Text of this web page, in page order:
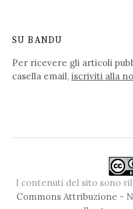
SU BANDU
Per ricevere gli articoli
casella email, iscriviti alla
I contenuti del sito sono
Commons Attribuzione -